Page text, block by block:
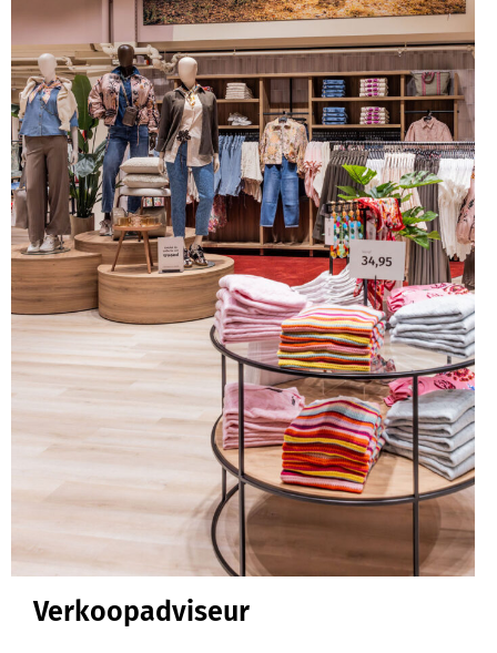
Verkoopadviseur